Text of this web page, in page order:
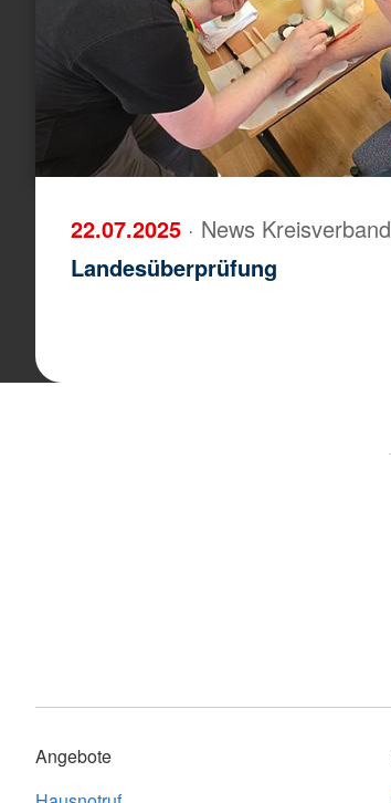
22.07.2025 · News Kreisverband
Landesüberprüfung
Angebote